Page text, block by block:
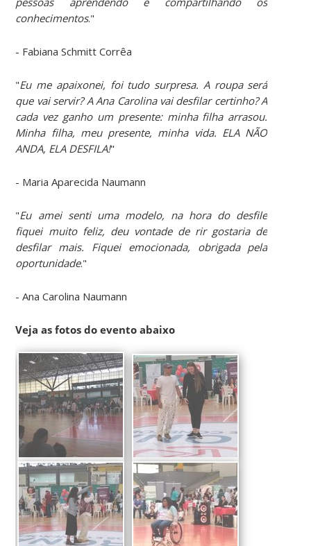
conhecimentos."
- Fabiana Schmitt Corrêa
"Eu me apaixonei, foi tudo surpresa. A roupa será
que vai servir? A Ana Carolina vai desfilar certinho? A
cada vez ganho um presente: minha filha arrasou.
Minha filha, meu presente, minha vida. ELA NÃO
ANDA, ELA DESFILA!"
- Maria Aparecida Naumann
"Eu amei senti uma modelo, na hora do desfile
fiquei muito feliz, deu vontade de rir gostaria de
desfilar mais. Fiquei emocionada, obrigada pela
oportunidade."
- Ana Carolina Naumann
Veja as fotos do evento abaixo